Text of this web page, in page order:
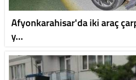
Afyonkarahisar'da iki araç
y…